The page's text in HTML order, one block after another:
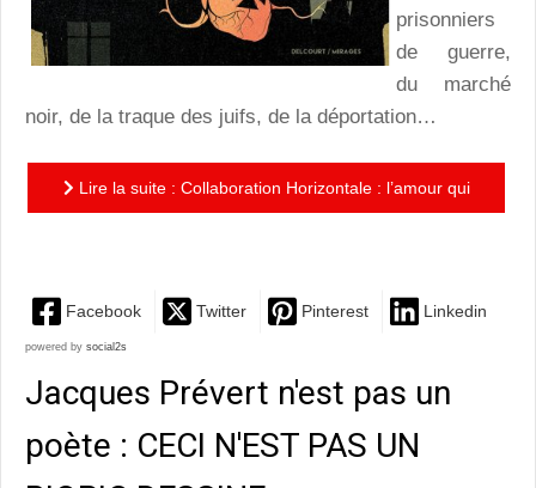
prisonniers
de guerre,
du marché
noir, de la traque des juifs, de la déportation…
Lire la suite : Collaboration Horizontale : l’amour qui
Facebook Twitter Pinterest Linkedin
powered by social2s
Jacques Prévert n'est pas un
poète : CECI N'EST PAS UN